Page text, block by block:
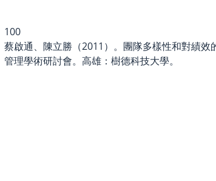
100
蔡啟通、陳立勝（2011）。團隊多樣性和對績
管理學術研討會。高雄：樹德科技大學。